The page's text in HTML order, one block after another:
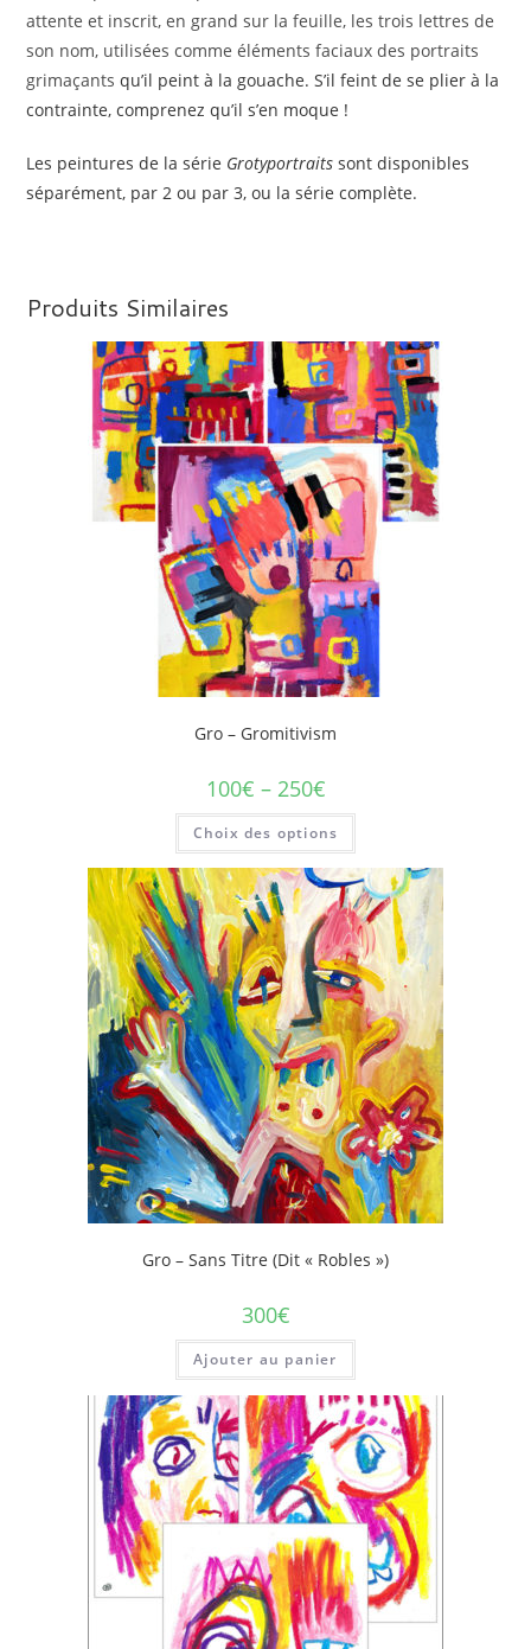
attente et inscrit, en grand sur la feuille, les trois lettres de
son nom, utilisées comme éléments faciaux des portraits
grimaçantsqu’il peint à la gouache. S’il feint de se plier à la
contrainte, comprenez qu’il s’en moque !
Les peintures de la série Grotyportraitssont disponibles
séparément, par 2 ou par 3, ou la série complète.
Produits Similaires
Gro – Gromitivism
100€ – 250€
Choix des options
Gro – Sans Titre (dit « Robles »)
300€
Ajouter au panier